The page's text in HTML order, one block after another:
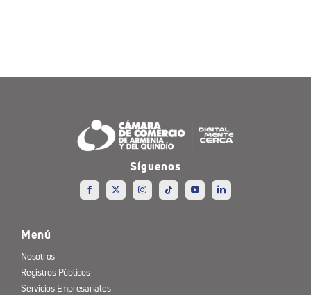
Síguenos
Menú
Nosotros
Registros Públicos
Servicios Empresariales